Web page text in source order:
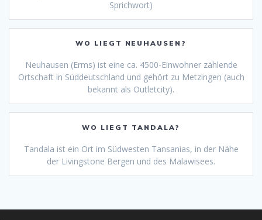
Sprichwort)
WO LIEGT NEUHAUSEN?
Neuhausen (Erms) ist eine ca. 4500-Einwohner zählende
Ortschaft in Süddeutschland und gehört zu Metzingen (auch
bekannt als Outletcity).
WO LIEGT TANDALA?
Tandala ist ein Ort im Südwesten Tansanias, in der Nähe
der Livingstone Bergen und des Malawisees.